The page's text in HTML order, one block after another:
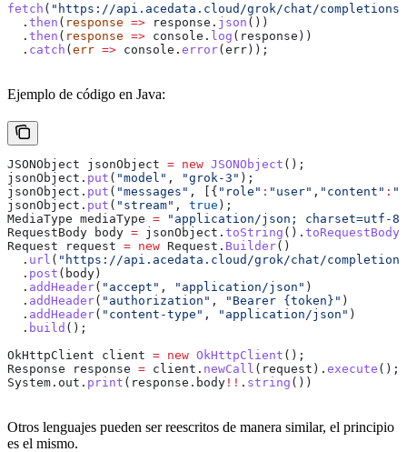
fetch ( "https://api.acedata.cloud/grok/chat/completions"
  .
then ( response => response . json ())
  .
then ( response => console . log ( response ))
  .
catch (err => console . error(err));
Ejemplo de código en Java:
JSONObject jsonObject = new JSONObject ();
jsonObject . put ( "model" , "grok-3" );
jsonObject . put ( "messages" , [{ "role" : "user" , "content" :
jsonObject . put ( "stream" , true );
MediaType mediaType = "application/json; charset=utf-8"
RequestBody body = jsonObject . toString (). toRequestBody
Request request = new Request. Builder()
  .
url ( "https://api.acedata.cloud/grok/chat/
  .
post (body)
  .
addHeader( "accept" , "application/json" )
  .
addHeader( "authorization" , "Bearer {token}" )
  .
addHeader( "content-type" , "application/json" )
  .
build ();
OkHttpClient client = new OkHttpClient ();
Response response = client . newCall (request). execute ();
System . out . print ( response . body !! . string ())
Otros lenguajes pueden ser reescritos de manera similar, el principio
es el mismo.